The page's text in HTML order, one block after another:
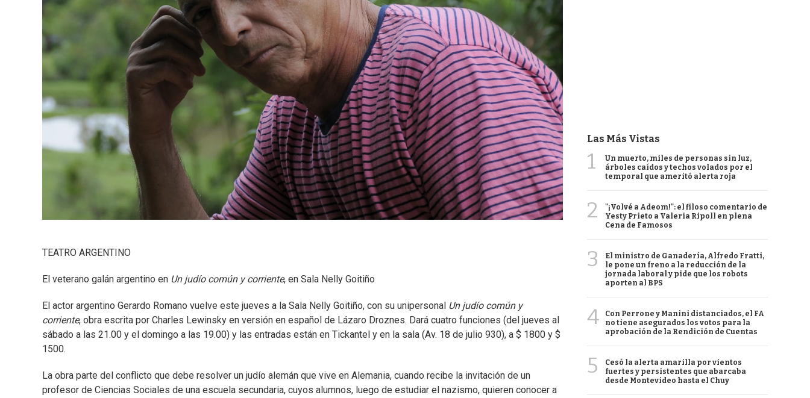
TEATRO ARGENTINO
El veterano galán argentino en Un judío común y corriente, en Sala Nelly Goitiño
El actor argentino Gerardo Romano vuelve este jueves a la Sala Nelly Goitiño, con su unipersonal Un judío común y
corriente, obra escrita por Charles Lewinsky en versión en español de Lázaro Droznes. Dará cuatro funciones (del jueves al
sábado a las 21.00 y el domingo a las 19.00) y las entradas están en Tickantel y en la sala (Av. 18 de julio 930), a $ 1800 y $
1500.
La obra parte del conflicto que debe resolver un judío alemán que vive en Alemania, cuando recibe la invitación de un
profesor de Ciencias Sociales de una escuela secundaria, cuyos alumnos, luego de estudiar el nazismo, quieren conocer a
Las Más Vistas
1
Un muerto, miles de personas sin luz,
árboles caídos y techos volados por el
temporal que ameritó alerta roja
2
"¡Volvé a Adeom!": el filoso comentario de
Yesty Prieto a Valeria Ripoll en plena
Cena de Famosos
3
El ministro de Ganadería, Alfredo Fratti,
le pone un freno a la reducción de la
jornada laboral y pide que los robots
aporten al BPS
4
Con Perrone y Manini distanciados, el FA
no tiene asegurados los votos para la
aprobación de la Rendición de Cuentas
5
Cesó la alerta amarilla por vientos
fuertes y persistentes que abarcaba
desde Montevideo hasta el Chuy